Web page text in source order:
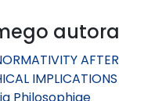
autora
AFTER
IMPLICATIONS